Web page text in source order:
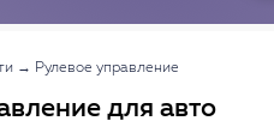
→ Рулевое управление
для авто